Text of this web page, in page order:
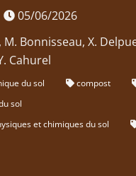
05/06/2026
Bonnisseau, X.
Cahurel
du sol compost
sol
et chimiques du sol